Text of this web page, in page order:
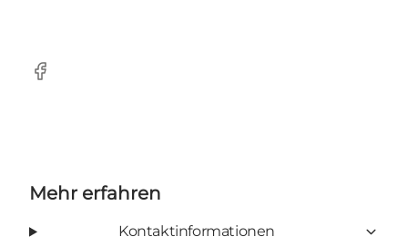
Facebook
Mehr erfahren
Kontaktinformationen